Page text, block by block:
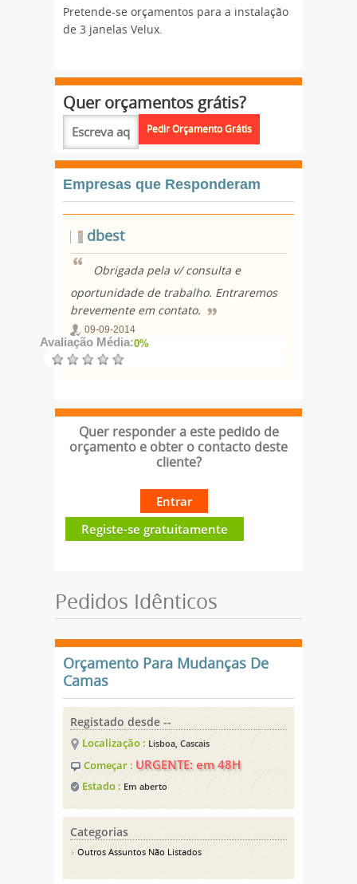
Pretende-se orçamentos para a instalação
de 3 janelas Velux.
Quer orçamentos grátis?
Empresas que Responderam
dbest
Obrigada pela v/ consulta e
oportunidade de trabalho. Entraremos
brevemente em contato.
09-09-2014
Avaliação Média:0%
Quer responder a este pedido de
orçamento e obter o contacto deste
cliente?
Entrar
Registe-se gratuitamente
Pedidos Idênticos
Orçamento Para Mudanças De
Camas
Registado desde --
Localização : Lisboa, Cascais
Começar : URGENTE: em 48H
Estado : Em aberto
Categorias
Outros Assuntos Não Listados